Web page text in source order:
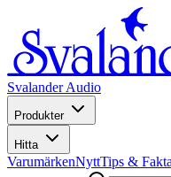
Svalander Audio
Produkter
Hitta
VarumärkenNyttTips & Fakta